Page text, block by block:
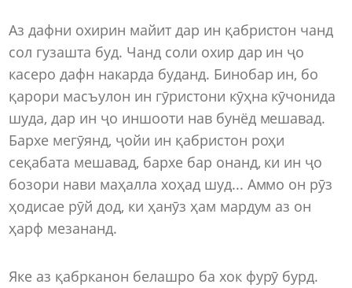
Аз дафни охирин майит дар ин қабристон чанд
сол гузашта буд. Чанд соли охир дар ин ҷо
касеро дафн накарда буданд. Бинобар ин, бо
қарори масъулон ин гӯристони кӯҳна кӯчонида
шуда, дар ин ҷо иншооти нав бунёд мешавад.
Бархе мегӯянд, ҷойи ин қабристон роҳи
сеқабата мешавад, бархе бар онанд, ки ин ҷо
бозори нави маҳалла хоҳад шуд... Аммо он рӯз
ҳодисае рӯй дод, ки ҳанӯз ҳам мардум аз он
ҳарф мезананд.
Яке аз қабрканон белашро ба хок фурӯ бурд.